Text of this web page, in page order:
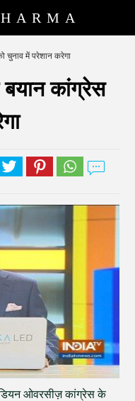
चुनाव में परेशान करेगा
बयान कांग्रेस
ओवरसीज़ कांग्रेस के